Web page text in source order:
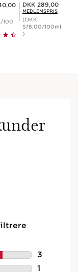
100
Medlemspris DKK 289,00
DKK 289,00
MEDLEMSPRIS
(DKK
578,00/100ml
)